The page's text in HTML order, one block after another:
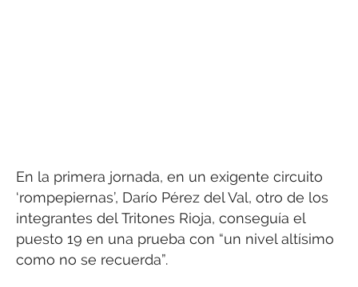
En la primera jornada, en un exigente circuito
‘rompepiernas’, Darío Pérez del Val, otro de los
integrantes del Tritones Rioja, conseguía el
puesto 19 en una prueba con “un nivel altísimo
como no se recuerda”.